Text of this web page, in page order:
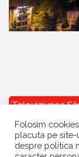
Televiziunea
Folosim
placuta pe site-
despre politica